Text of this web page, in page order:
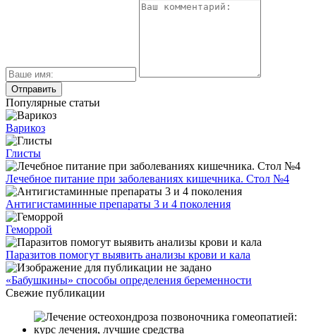
Популярные статьи
Варикоз
Глисты
Лечебное питание при заболеваниях кишечника. Стол №4
Антигистаминные препараты 3 и 4 поколения
Геморрой
Паразитов помогут выявить анализы крови и кала
«Бабушкины» способы определения беременности
Свежие публикации